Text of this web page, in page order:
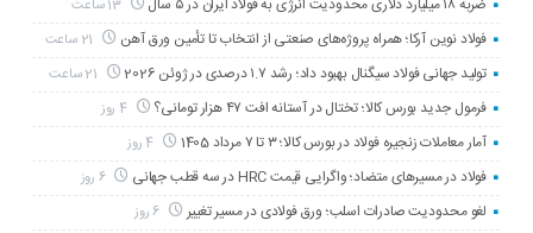
ضربه ۱۸ میلیارد دلاری محدودیت انرژی به فولاد ایران در ۵ سال 13 ساعت
فولاد نوین آرکا؛ همراه پروژه‌های صنعتی از انتخاب تا تأمین ورق آهن
تولید جهانی فولاد سیگنال بهبود داد؛ رشد ۱.۷ درصدی در ژوئن 2026
فرمول جدید بورس کالا؛ تختال در آستانه افت ۴۷ هزار تومانی؟
آمار معاملات زنجیره فولاد در بورس کالا؛ ۳ تا ۷ مرداد 1405
فولاد در مسیرهای متضاد؛ واگرایی قیمت HRC در سه قطب جهانی 6 روز
لغو محدودیت صادرات اسلب؛ ورق فولادی در مسیر تغییر